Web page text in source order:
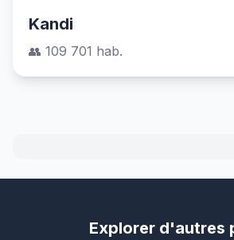
Kandi
👥 109 701 hab.
Explorer d'autres